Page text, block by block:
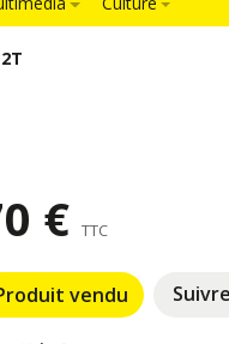
€ TTC
vendu